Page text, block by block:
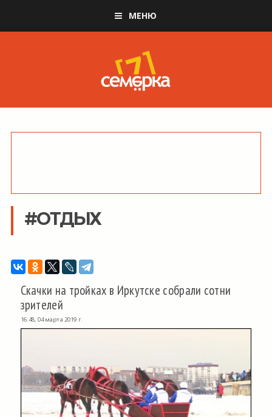
МЕНЮ
#ОТДЫХ
Скачки на тройках в Иркутске собрали сотни
зрителей
16:48, 04 марта 2019 г.